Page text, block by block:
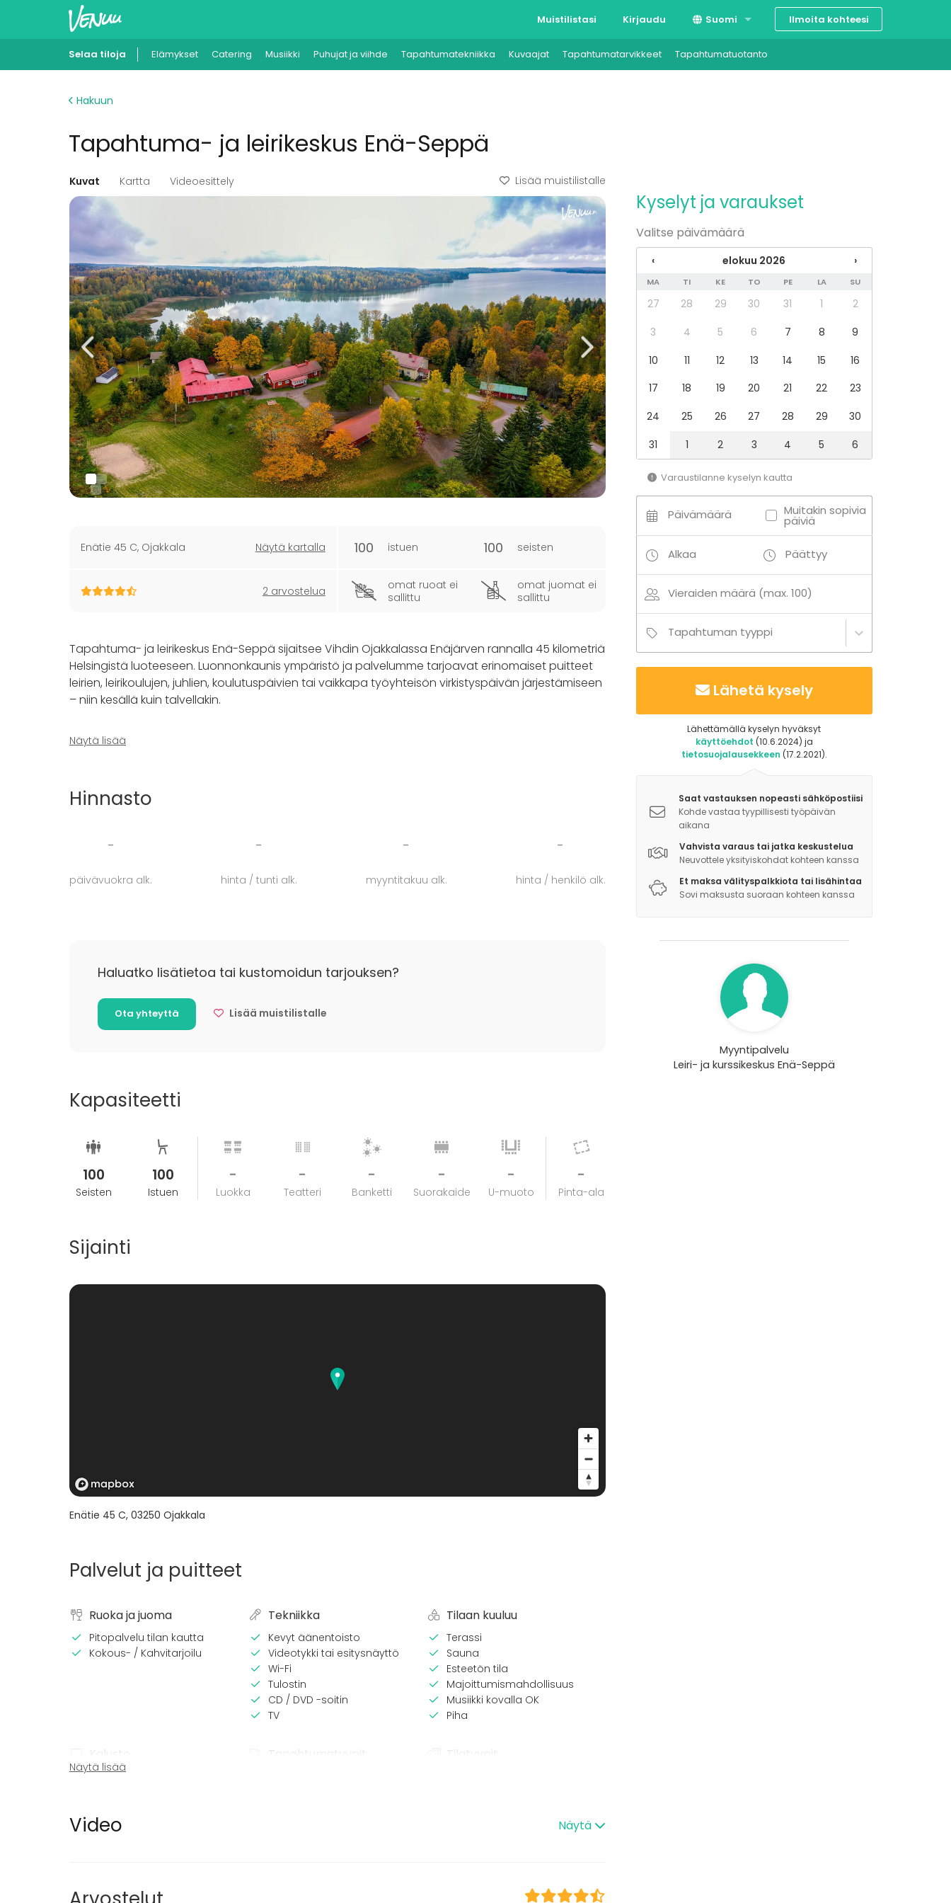
Muistilistasi Kirjaudu Suomi
Svenska
Ilmoita kohteesi
Selaa tiloja Elämykset Catering Musiikki Puhujat ja viihde Tapahtumatekniikka Kuvaajat Tapahtumatarvikkeet Tapahtumatuotanto
Hakuun
Tapahtuma- ja leirikeskus Enä-Seppä
Kuvat Kartta Videoesittely Lisää muistilistalle
Enätie 45 C, Ojakkala Näytä kartalla
2 arvostelua
100 istuen 100 seisten
omat ruoat ei
sallittu
omat juomat ei
sallittu
Tapahtuma- ja leirikeskus Enä-Seppä sijaitsee Vihdin Ojakkalassa Enäjärven rannalla 45 kilometriä
Helsingistä luoteeseen. Luonnonkaunis ympäristö ja palvelumme tarjoavat erinomaiset puitteet
leirien, leirikoulujen, juhlien, koulutuspäivien tai vaikkapa työyhteisön virkistyspäivän järjestämiseen
– niin kesällä kuin talvellakin.
Enä-Seppä palvelee ympäri vuoden ja täällä onnistuvat esimerkiksi ikimuistoiset leirit, kokous- ja
koulutuspäivät sekä juhlat.
valmistaa tilaisuuteesi haluamasi tarjoilut, keittiö suunnittelee tarjottavat aina ryhmäkohtaisesti
yhteistyökumppanina toimii Hymyilevä Punakettu. Ohjelmapalveluita voisi esimerkiksi olla Enä-
Sepän pihakinkeri-kisa, kesäolympialaiset tai avokanootein melontaa Enäjärvellä!
Näytä lisää
Hinnasto
-
päivävuokra alk.
-
hinta / tunti alk.
-
myyntitakuu alk.
-
hinta / henkilö alk.
Haluatko lisätietoa tai kustomoidun tarjouksen?
Ota yhteyttä Lisää muistilistalle
Kapasiteetti
100
Seisten
100
Istuen
-
Luokka
-
Teatteri
-
Banketti
-
Suorakaide
-
U-muoto
-
Pinta-ala
Sijainti
Enätie 45 C, 03250 Ojakkala
Palvelut ja puitteet
Ruoka ja juoma
Pitopalvelu tilan kautta
Kokous- / Kahvitarjoilu
Tekniikka
Kevyt äänentoisto
Videotykki tai esitysnäyttö
Wi-Fi
Tulostin
CD / DVD -soitin
TV
Tilaan kuuluu
Terassi
Sauna
Esteetön tila
Majoittumismahdollisuus
Musiikki kovalla OK
Piha
Kalusto
Palju / poreallas
Pyyhkeet
Tapahtumatyypit Tilatyypit
Näytä lisää
Video Näytä
Kyselyt ja varaukset
Valitse päivämäärä
‹ elokuu 2026 ›
MA TI KE TO PE LA SU
27 28 29 30 31 1
2
3
4 5 6 7 8
9
10
11 12 13 14 15
16
17
18 19 20 21 22
23
24
25 26 27 28 29
30
31
1 2 3 4 5 6
Varaustilanne kyselyn kautta
Päivämäärä Muitakin sopivia
päiviä
Alkaa Päättyy
Vieraiden määrä (max. 100)
Tapahtuman tyyppi
Lähetä kysely
Lähettämällä kyselyn hyväksyt
käyttöehdot (10.6.2024) ja
tietosuojalausekkeen (17.2.2021).
Saat vastauksen nopeasti sähköpostiisi
Kohde vastaa tyypillisesti työpäivän
aikana
Vahvista varaus tai jatka keskustelua
Neuvottele yksityiskohdat kohteen kanssa
Et maksa välityspalkkiota tai lisähintaa
Sovi maksusta suoraan kohteen kanssa
Myyntipalvelu
Leiri- ja kurssikeskus Enä-Seppä